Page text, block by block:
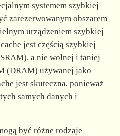
systemem szybkiej
zarezerwowanym obszarem
urządzeniem szybkiej
jest częścią szybkiej
a nie wolnej i taniej
(DRAM) używanej jako
jest skuteczna, ponieważ
samych danych i
być różne rodzaje